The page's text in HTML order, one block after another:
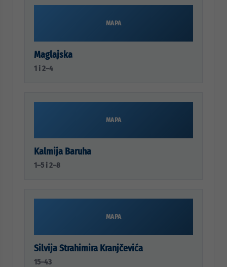
MAPA
Maglajska
1 i 2–4
MAPA
Kalmija Baruha
1–5 i 2–8
MAPA
Silvija Strahimira Kranjčevića
15–43